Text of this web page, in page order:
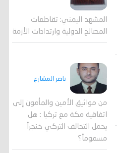
المشهد اليمني: تقاطعات
المصالح الدولية وارتدادات الأزمة
ناصر المشارع
من مواثيق الأمين والمأمون إلى
اتفاقية مكة مع تركيا : هل
يحمل التحالف التركي خنجراً
مسموماً؟